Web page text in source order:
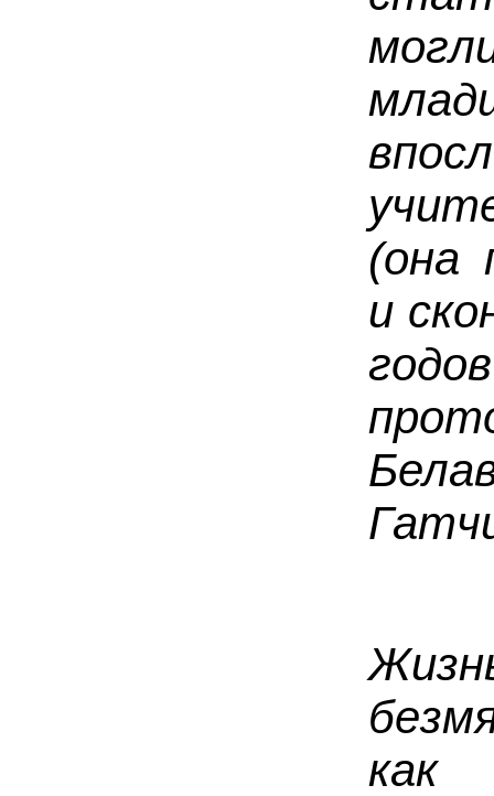
(она
и
как